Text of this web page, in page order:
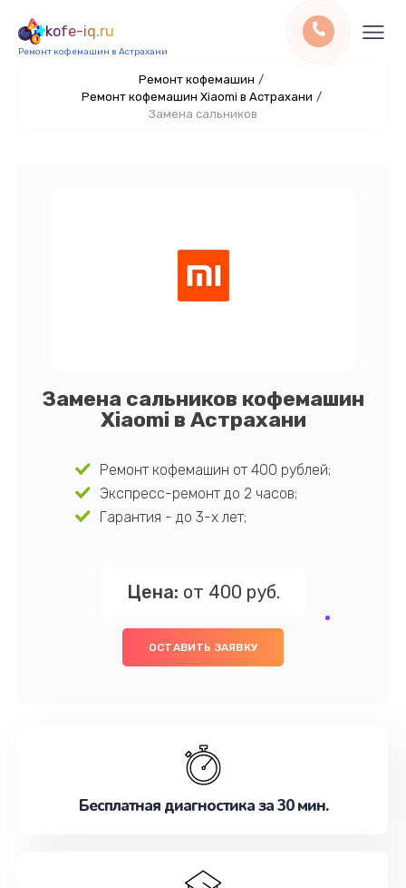
kofe-iq.ru
Ремонт кофемашин в Астрахани
Ремонт кофемашин /
Ремонт кофемашин Xiaomi в Астрахани /
Замена сальников
Замена сальников кофемашин
Xiaomi в Астрахани
Ремонт кофемашин от 400 рублей;
Экспресс-ремонт до 2 часов;
Гарантия - до 3-х лет;
Цена: от 400 руб.
ОСТАВИТЬ ЗАЯВКУ
Бесплатная диагностика за 30 мин.